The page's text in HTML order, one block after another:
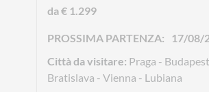
da € 1.299
PROSSIMA PARTENZA:
17/08/
Città da visitare: Praga -
Bratislava - Vienna - Lubiana